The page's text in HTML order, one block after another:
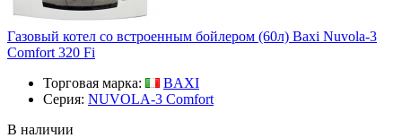
Газовый котел со встроенным бойлером (60л) Baxi Nuvola-3
Comfort 320 Fi
Торговая марка:
BAXI
Серия: NUVOLA-3 Comfort
В наличии